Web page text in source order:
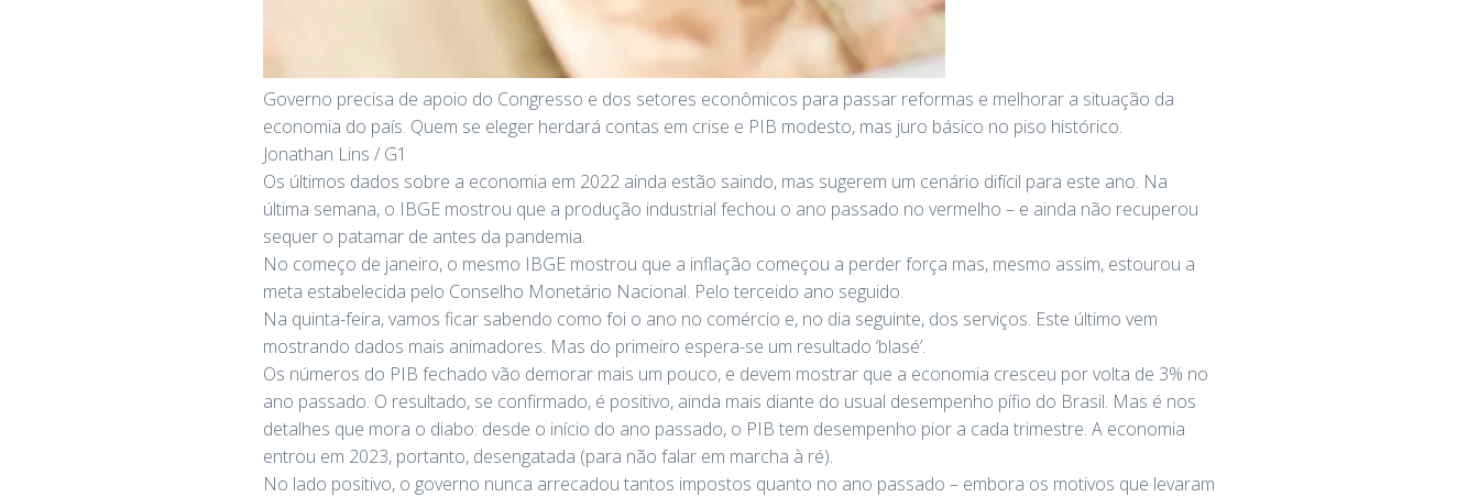
Governo precisa de apoio do Congresso e dos setores econômicos para passar reformas e melhorar a situação da
economia do país. Quem se eleger herdará contas em crise e PIB modesto, mas juro básico no piso histórico.
Jonathan Lins / G1
Os últimos dados sobre a economia em 2022 ainda estão saindo, mas sugerem um cenário difícil para este ano. Na
última semana, o IBGE mostrou que a produção industrial fechou o ano passado no vermelho – e ainda não recuperou
sequer o patamar de antes da pandemia.
No começo de janeiro, o mesmo IBGE mostrou que a inflação começou a perder força mas, mesmo assim, estourou a
meta estabelecida pelo Conselho Monetário Nacional. Pelo terceido ano seguido.
Na quinta-feira, vamos ficar sabendo como foi o ano no comércio e, no dia seguinte, dos serviços. Este último vem
mostrando dados mais animadores. Mas do primeiro espera-se um resultado ‘blasé’.
Os números do PIB fechado vão demorar mais um pouco, e devem mostrar que a economia cresceu por volta de 3% no
ano passado. O resultado, se confirmado, é positivo, ainda mais diante do usual desempenho pífio do Brasil. Mas é nos
detalhes que mora o diabo: desde o início do ano passado, o PIB tem desempenho pior a cada trimestre. A economia
entrou em 2023, portanto, desengatada (para não falar em marcha à ré).
No lado positivo, o governo nunca arrecadou tantos impostos quanto no ano passado – embora os motivos que levaram